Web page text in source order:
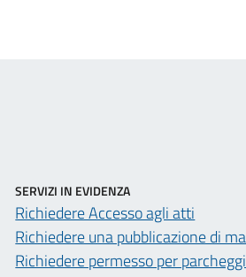
SERVIZI IN EVIDENZA
Richiedere Accesso agli atti
Richiedere una pubblicazione di
Richiedere permesso per